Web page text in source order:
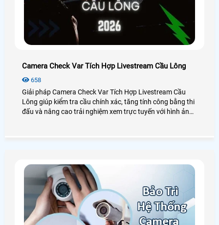
Camera Check Var Tích Hợp Livestream Cầu Lông
658
Giải pháp Camera Check Var Tích Hợp Livestream Cầu
Lông giúp kiểm tra cầu chính xác, tăng tính công bằng thi
đấu và nâng cao trải nghiệm xem trực tuyến với hình ảnh